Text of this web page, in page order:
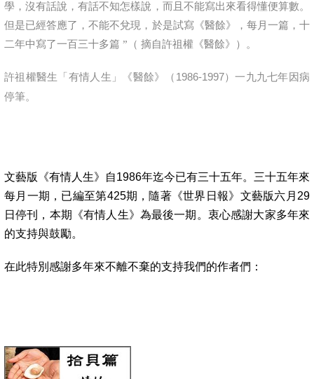
學，沒有話說，有話不知怎樣說，而且不能寫出來看得懂便算數。
但是已經答應了，不能不兌現，於是試寫《醫餘》，每月一篇，十
二年中寫了一百三十多篇 ”（ 摘自許祖權《醫餘》）。
許祖權醫生 「 有情人生 」 《醫餘》（ 1986-1997）一九九七年 因病
停筆。
文藝版《有情人生》自1986年迄今已有三十五年。三十五年來
每月一期，已編至第425期，隨著《世界日報》文藝版六月 29
日停刊，本期《有情人生》為最後一期。衷心感謝大家多年來
的支持與鼓勵。
在此特別感謝多年來不離不棄的支持我們的作者們：